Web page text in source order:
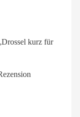
kurz für